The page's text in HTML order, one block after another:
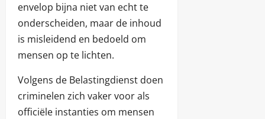
envelop bijna niet van echt te
onderscheiden, maar de inhoud
is misleidend en bedoeld om
mensen op te lichten.
Volgens de Belastingdienst doen
criminelen zich vaker voor als
officiële instanties om mensen